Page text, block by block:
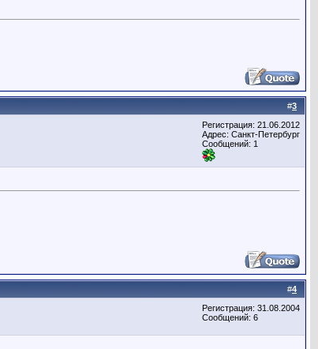
#3
Регистрация: 21.06.2012
Адрес: Санкт-Петербург
Сообщений: 1
#4
Регистрация: 31.08.2004
Сообщений: 6